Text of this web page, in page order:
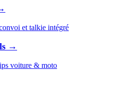
et talkie intégré
→
voiture & moto